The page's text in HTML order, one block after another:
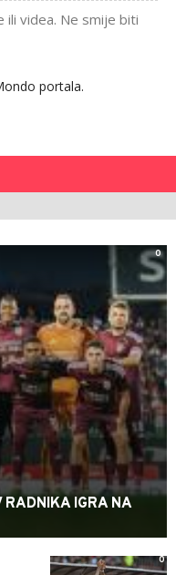
videa. Ne smije biti
portala.
0
IGRA NA
0